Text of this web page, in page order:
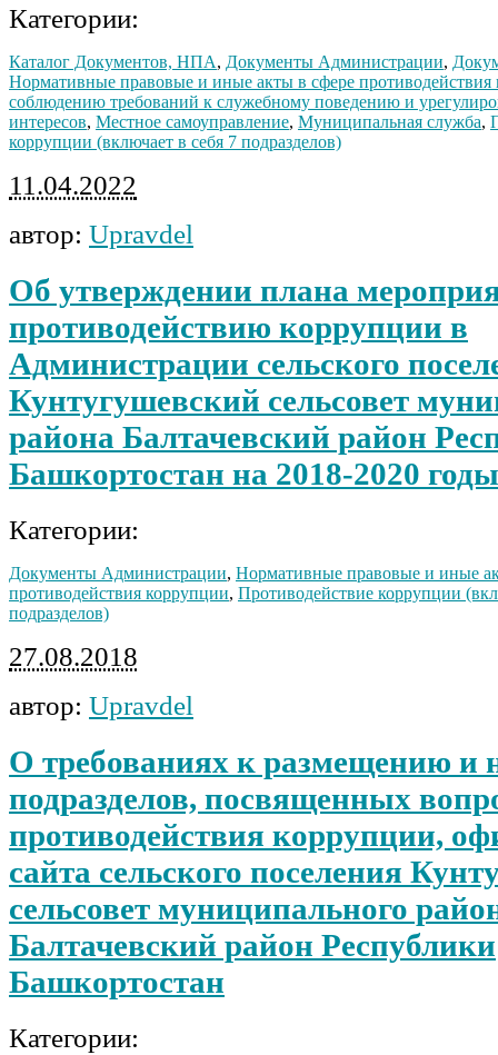
Категории:
Каталог Документов, НПА, Документы Администрации,
Нормативные правовые и иные акты в сфере противодействия
соблюдению требований к служебному поведению и
интересов, Местное самоуправление, Муниципальная служба,
коррупции (включает в себя 7 подразделов)
11.04.2022
автор: Upravdel
Об утверждении плана
противодействию коррупции в
Администрации сельского
Кунтугушевский сельсовет
района Балтачевский район
Башкортостан на 2018-2020 годы
Категории:
Документы Администрации, Нормативные правовые и иные
противодействия коррупции, Противодействие коррупции
подразделов)
27.08.2018
автор: Upravdel
О требованиях к размещению и
подразделов, посвященных
противодействия коррупции,
сайта сельского поселения
сельсовет муниципального
Балтачевский район Республики
Башкортостан
Категории: